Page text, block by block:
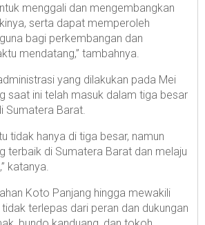
menggali dan mengembangkan
serta dapat memperoleh
bagi perkembangan dan
mendatang,” tambahnya.
yang dilakukan pada Mei
saat ini telah masuk dalam tiga besar
Sumatera Barat.
tidak hanya di tiga besar, namun
terbaik di Sumatera Barat dan melaju
katanya.
Koto Panjang hingga mewakili
terlepas dari peran dan dukungan